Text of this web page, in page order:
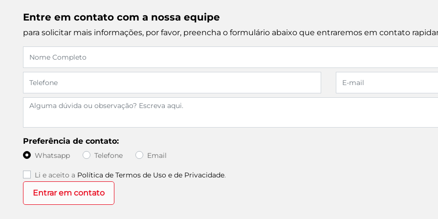
Entre em contato com a nossa equipe
para solicitar mais informações, por favor, preencha o formulário abaixo que entraremos em contato
Preferência de contato:
Whatsapp Telefone Email
Li e aceito a Política de Termos de Uso e de Privacidade.
Entrar em contato